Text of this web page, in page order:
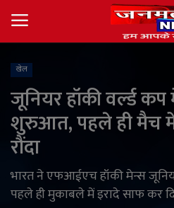
About
देश
खेल
जूनियर हॉकी वर्ल्ड
शुरुआत, पहले ही मैच
रौंदा
भारत ने एफआईएच हॉकी मेन्स
पहले ही मुकाबले में इरादे साफ कर